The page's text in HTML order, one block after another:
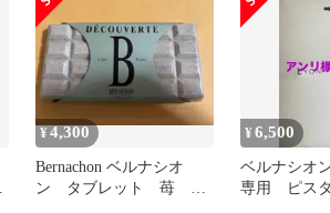
¥4,300
Bernachon ベルナシオ
ン タブレット 苺 フ
¥6,500
ベルナシオ
専用 ピスタ